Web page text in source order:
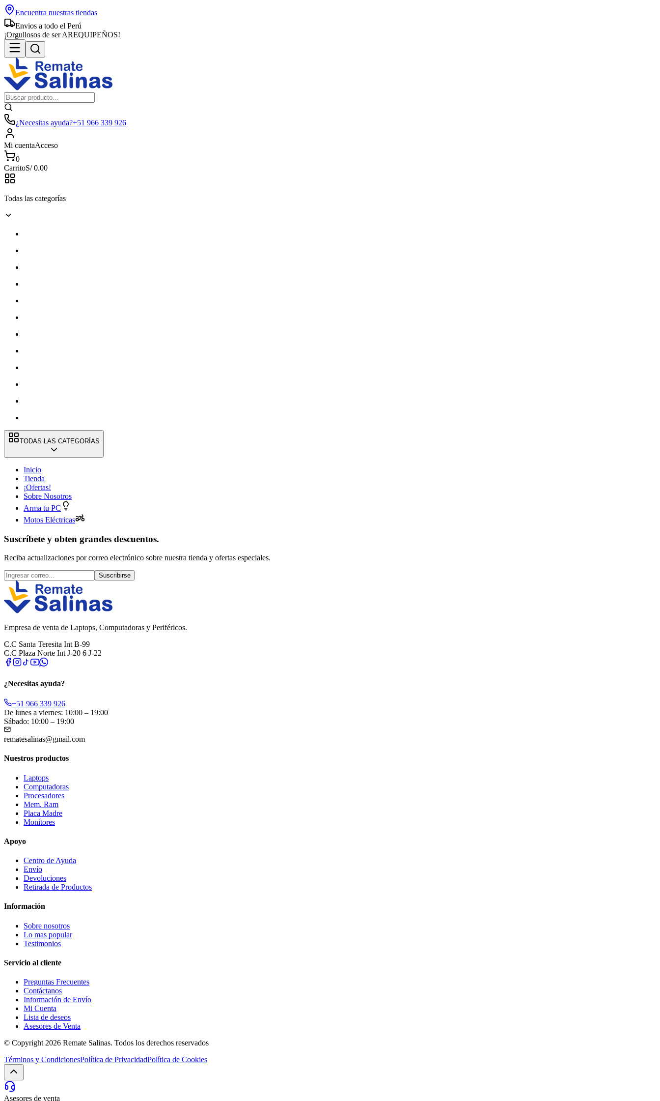
Encuentra nuestras tiendas
Envios a todo el Perú
¡Orgullosos de ser AREQUIPEÑOS!
¿Necesitas ayuda?+51 966 339 926
Mi cuentaAcceso
0
CarritoS/0.00
Todas las categorías
TODAS LAS CATEGORÍAS
Inicio
Tienda
¡Ofertas!
Sobre Nosotros
Arma tu PC
Motos Eléctricas
Suscríbete y obten grandes descuentos.
Reciba actualizaciones por correo electrónico sobre nuestra tienda y ofertas especiales.
Suscribirse
Empresa de venta de Laptops, Computadoras y Periféricos.
C.C Santa Teresita Int B-99
C.C Plaza Norte Int J-20 6 J-22
¿Necesitas ayuda?
+51 966 339 926
De lunes a viernes: 10:00 – 19:00
Sábado: 10:00 – 19:00
rematesalinas@gmail.com
Nuestros productos
Laptops
Computadoras
Procesadores
Mem. Ram
Placa Madre
Monitores
Apoyo
Centro de Ayuda
Envío
Devoluciones
Retirada de Productos
Información
Sobre nosotros
Lo mas popular
Testimonios
Servicio al cliente
Preguntas Frecuentes
Contáctanos
Información de Envío
Mi Cuenta
Lista de deseos
Asesores de Venta
© Copyright 2026 Remate Salinas. Todos los derechos reservados
Términos y CondicionesPolítica de PrivacidadPolítica de Cookies
Asesores de venta